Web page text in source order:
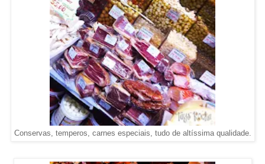
Conservas, temperos, carnes especiais, tudo de altíssima qualidade.